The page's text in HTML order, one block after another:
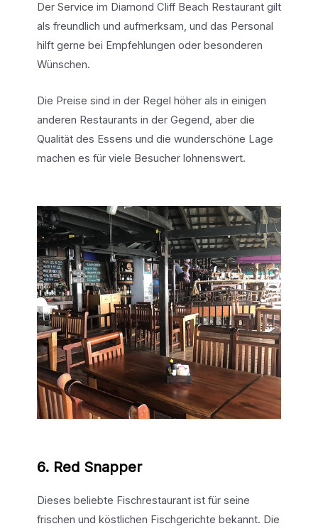
Der Service im Diamond Cliff Beach Restaurant gilt
als freundlich und aufmerksam, und das Personal
hilft gerne bei Empfehlungen oder besonderen
Wünschen.
Die Preise sind in der Regel höher als in einigen
anderen Restaurants in der Gegend, aber die
Qualität des Essens und die wunderschöne Lage
machen es für viele Besucher lohnenswert.
6. Red Snapper
Dieses beliebte Fischrestaurant ist für seine
frischen und köstlichen Fischgerichte bekannt. Die